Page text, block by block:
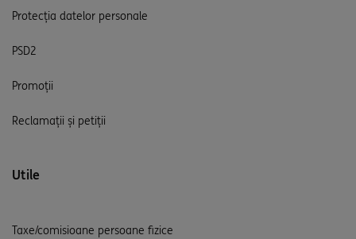
Protecția datelor personale
PSD2
Promoții
Reclamații și petiții
Utile
Taxe/comisioane persoane fizice